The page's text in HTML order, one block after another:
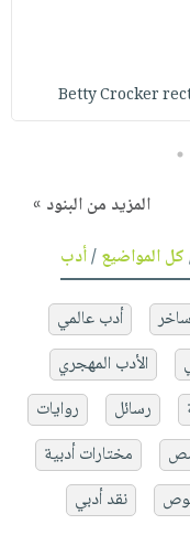
Betty Crocker
5
المزيد من البنود »
كل المواضيع/أدب
أدب عالمي
الأدب المهجري
رسائل
روايات
مختارات أدبية
نقد أدبي